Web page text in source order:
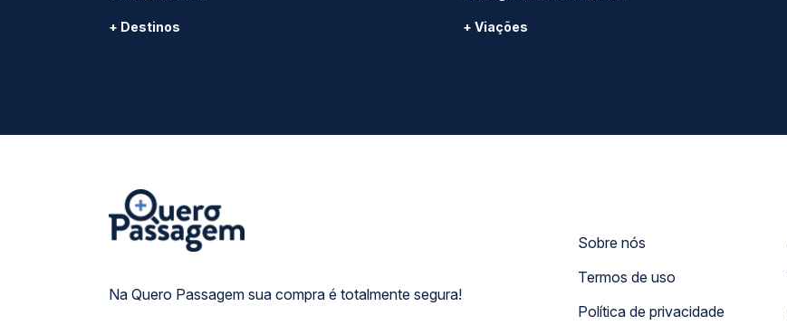
+ Destinos + Viações
Na Quero Passagem sua compra é totalmente segura!
Sobre nós
Termos de uso
Política de privacidade